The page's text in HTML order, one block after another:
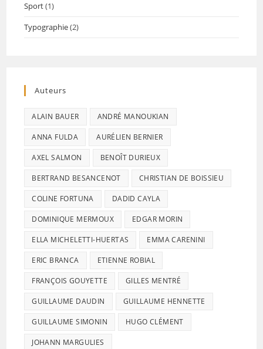
Sport(1)
Typographie(2)
Auteurs
ALAIN BAUER ANDRÉ MANOUKIAN
ANNA FULDA AURÉLIEN BERNIER
AXEL SALMON BENOÎT DURIEUX
BERTRAND BESANCENOT CHRISTIAN DE BOISSIEU
COLINE FORTUNA DADID CAYLA
DOMINIQUE MERMOUX EDGAR MORIN
ELLA MICHELETTI-HUERTAS EMMA CARENINI
ERIC BRANCA ETIENNE ROBIAL
FRANÇOIS GOUYETTE GILLES MENTRÉ
GUILLAUME DAUDIN GUILLAUME HENNETTE
GUILLAUME SIMONIN HUGO CLÉMENT
JOHANN MARGULIES